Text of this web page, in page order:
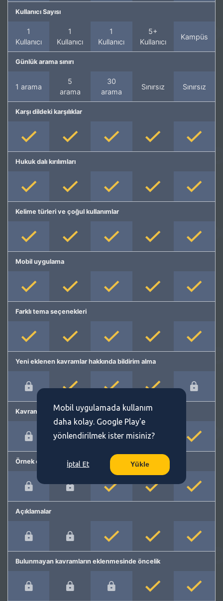
Kullanıcı Sayısı
1
Kullanıcı
1
Kullanıcı
1
Kullanıcı
5+
Kullanıcı
Kampüs
Günlük arama sınırı
1 arama
5
arama
30
arama
Sınırsız Sınırsız
Karşı dildeki karşılıklar
Hukuk dalı kırılımları
Kelime türleri ve çoğul kullanımlar
Mobil uygulama
Farklı tema seçenekleri
Yeni eklenen kavramlar hakkında bildirim alma
Kavram önerme
Örnek cümleler
Açıklamalar
Bulunmayan kavramların eklenmesinde öncelik
Mobil uygulamada kullanım
daha kolay. Google Play'e
yönlendirilmek ister misiniz?
İptal Et Yükle